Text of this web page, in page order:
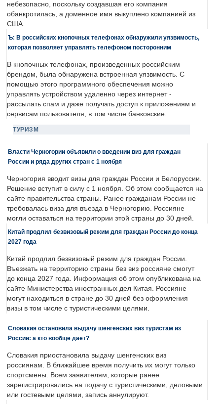
небезопасно, поскольку создавшая его компания
обанкротилась, а доменное имя выкуплено компанией из
США.
Ъ: В российских кнопочных телефонах обнаружили уязвимость,
которая позволяет управлять телефоном посторонним
В кнопочных телефонах, произведенных российским
брендом, была обнаружена встроенная уязвимость. С
помощью этого программного обеспечения можно
управлять устройством удаленно через интернет -
рассылать спам и даже получать доступ к приложениям и
сервисам пользователя, в том числе банковские.
ТУРИЗМ
Власти Черногории объявили о введении виз для граждан
России и ряда других стран с 1 ноября
Черногория вводит визы для граждан России и Белоруссии.
Решение вступит в силу с 1 ноября. Об этом сообщается на
сайте правительства страны. Ранее гражданам России не
требовалась виза для въезда в Черногорию. Россияне
могли оставаться на территории этой страны до 30 дней.
Китай продлил безвизовый режим для граждан России до конца
2027 года
Китай продлил безвизовый режим для граждан России.
Въезжать на территорию страны без виз россияне смогут
до конца 2027 года. Информация об этом опубликована на
сайте Министерства иностранных дел Китая. Россияне
могут находиться в стране до 30 дней без оформления
визы в том числе с туристическими целями.
Словакия остановила выдачу шенгенских виз туристам из
России: а кто вообще дает?
Словакия приостановила выдачу шенгенских виз
россиянам. В ближайшее время получить их могут только
спортсмены. Всем заявителям, которые ранее
зарегистрировались на подачу с туристическими, деловыми
или гостевыми целями, запись аннулируют.